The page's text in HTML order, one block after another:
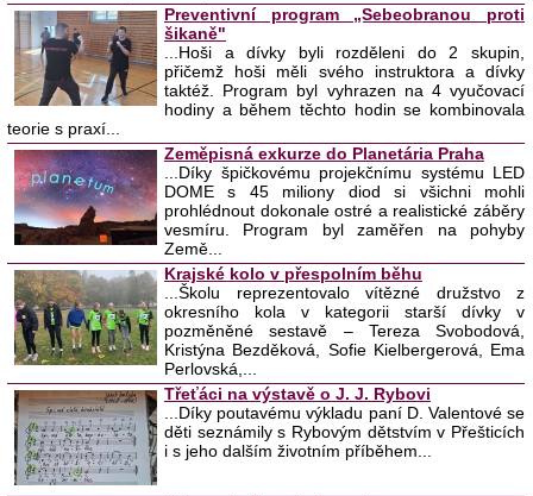
Preventivní program „Sebeobranou proti
šikaně"
...Hoši a dívky byli rozděleni do 2 skupin,
přičemž hoši měli svého instruktora a dívky
taktéž. Program byl vyhrazen na 4 vyučovací
hodiny a během těchto hodin se kombinovala
teorie s praxí...
Zeměpisná exkurze do Planetária Praha
...Díky špičkovému projekčnímu systému LED
DOME s 45 miliony diod si všichni mohli
prohlédnout dokonale ostré a realistické záběry
vesmíru. Program byl zaměřen na pohyby
Země...
Krajské kolo v přespolním běhu
...Školu reprezentovalo vítězné družstvo z
okresního kola v kategorii starší dívky v
pozměněné sestavě – Tereza Svobodová,
Kristýna Bezděková, Sofie Kielbergerová, Ema
Perlovská,...
Třeťáci na výstavě o J. J. Rybovi
...Díky poutavému výkladu paní D. Valentové se
děti seznámily s Rybovým dětstvím v Přešticích
i s jeho dalším životním příběhem...